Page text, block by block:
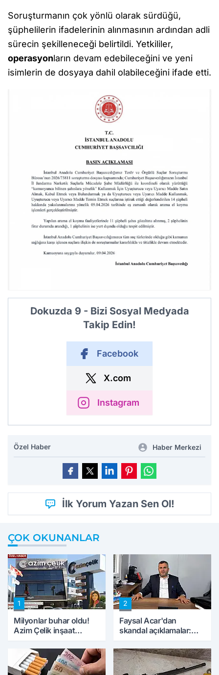
Soruşturmanın çok yönlü olarak sürdüğü,
şüphelilerin ifadelerinin alınmasının ardından adli
sürecin şekilleneceği belirtildi. Yetkililer,
operasyonların devam edebileceğini ve yeni
isimlerin de dosyaya dahil olabileceğini ifade etti.
Dokuzda 9 - Bizi Sosyal Medyada
Takip Edin!
Facebook
X.com
Instagram
Özel Haber Haber Merkezi
İlk Yorum Yazan Sen Ol!
ÇOK OKUNANLAR
1
Milyonlar buhar oldu!
Azim Çelik inşaat
konuştu
2
Faysal Acar'dan
skandal açıklamalar:
peynircilerimizi de
kıskaca aldı, müdahale
ettik'